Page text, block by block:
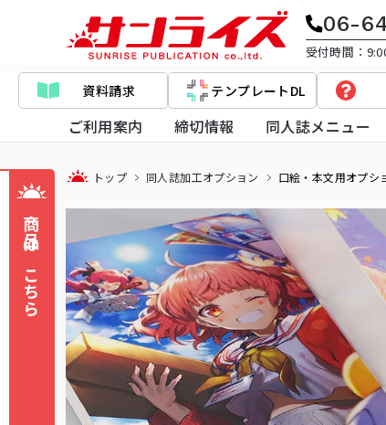
06-
受付時間：
資料請求 テンプレートDL
ご利用案内 締切情報 同人誌メニュー
商品はこちら
トップ 同人誌加工オプション 口絵・本文用オプシ